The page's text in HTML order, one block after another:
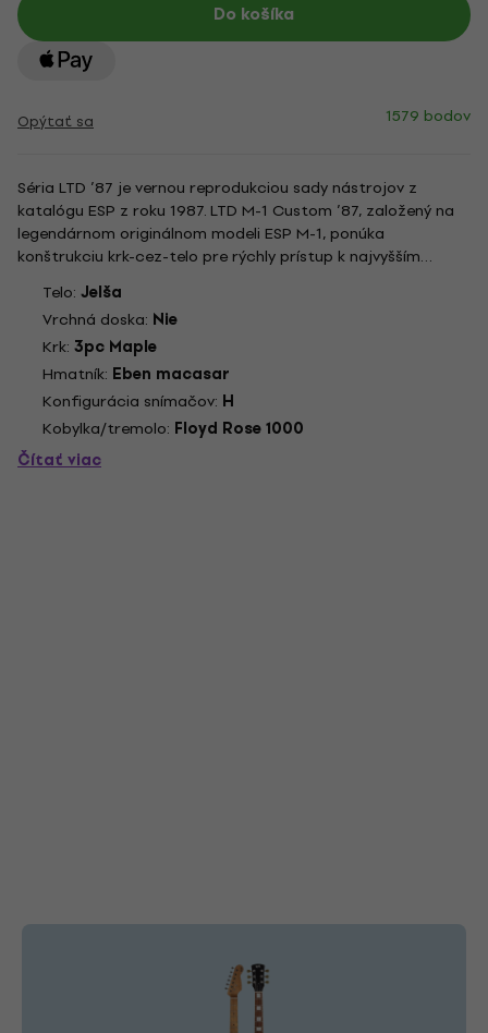
Do košíka
Opýtať sa 1579 bodov
Séria LTD ’87 je vernou reprodukciou sady nástrojov z
katalógu ESP z roku 1987. LTD M-1 Custom ’87, založený na
legendárnom originálnom modeli ESP M-1, ponúka
konštrukciu krk-cez-telo pre rýchly prístup k najvyšším
pražcom. Jej pohodlné jelšové telo a trojdielny extra tenký
javorový krk v tvare U sú navrhnuté pre rýchlosť a plynulé
hranie. M-1...
Telo: Jelša
Vrchná doska: Nie
Krk: 3pc Maple
Hmatník: Eben macasar
Konfigurácia snímačov: H
Kobylka/tremolo: Floyd Rose 1000
Čítať viac